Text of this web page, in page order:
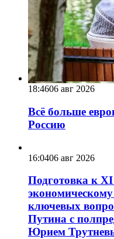
18:4606 авг 2026
Всё больше
Россию
16:0406 авг 2026
Подготовка к
ключевых
Путина с
Юрием